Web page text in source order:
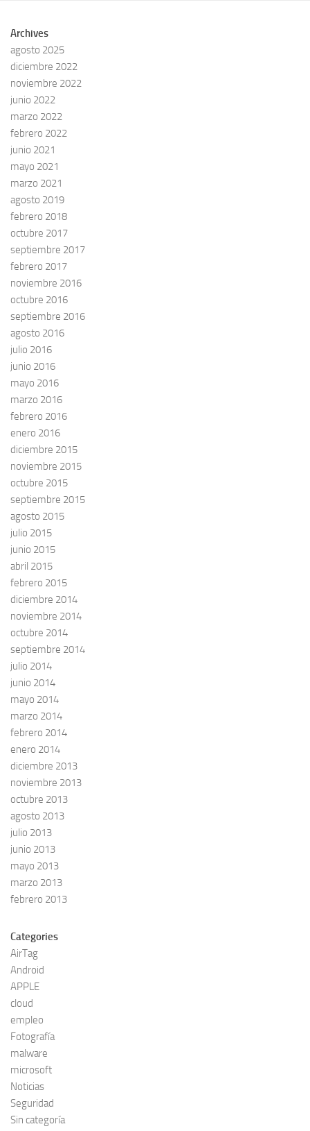
Archives
agosto 2025
diciembre 2022
noviembre 2022
junio 2022
marzo 2022
febrero 2022
junio 2021
mayo 2021
marzo 2021
agosto 2019
febrero 2018
octubre 2017
septiembre 2017
febrero 2017
noviembre 2016
octubre 2016
septiembre 2016
agosto 2016
julio 2016
junio 2016
mayo 2016
marzo 2016
febrero 2016
enero 2016
diciembre 2015
noviembre 2015
octubre 2015
septiembre 2015
agosto 2015
julio 2015
junio 2015
abril 2015
febrero 2015
diciembre 2014
noviembre 2014
octubre 2014
septiembre 2014
julio 2014
junio 2014
mayo 2014
marzo 2014
febrero 2014
enero 2014
diciembre 2013
noviembre 2013
octubre 2013
agosto 2013
julio 2013
junio 2013
mayo 2013
marzo 2013
febrero 2013
Categories
AirTag
Android
APPLE
cloud
empleo
Fotografía
malware
microsoft
Noticias
Seguridad
Sin categoría